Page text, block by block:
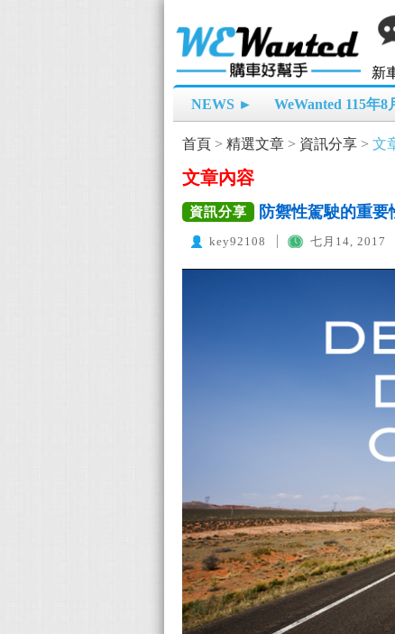
新
NEWS ► WeWanted 115年8
首頁 > 精選文章 > 資訊分享 > 文
文章內容
資訊分享 防禦性駕駛的重要
key92108 七月14, 2017